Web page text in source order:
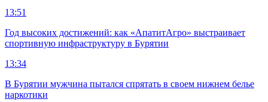
13:51
Год высоких достижений: как «АпатитАгро» выстраивает
спортивную инфраструктуру в Бурятии
13:34
В Бурятии мужчина пытался спрятать в своем нижнем белье
наркотики